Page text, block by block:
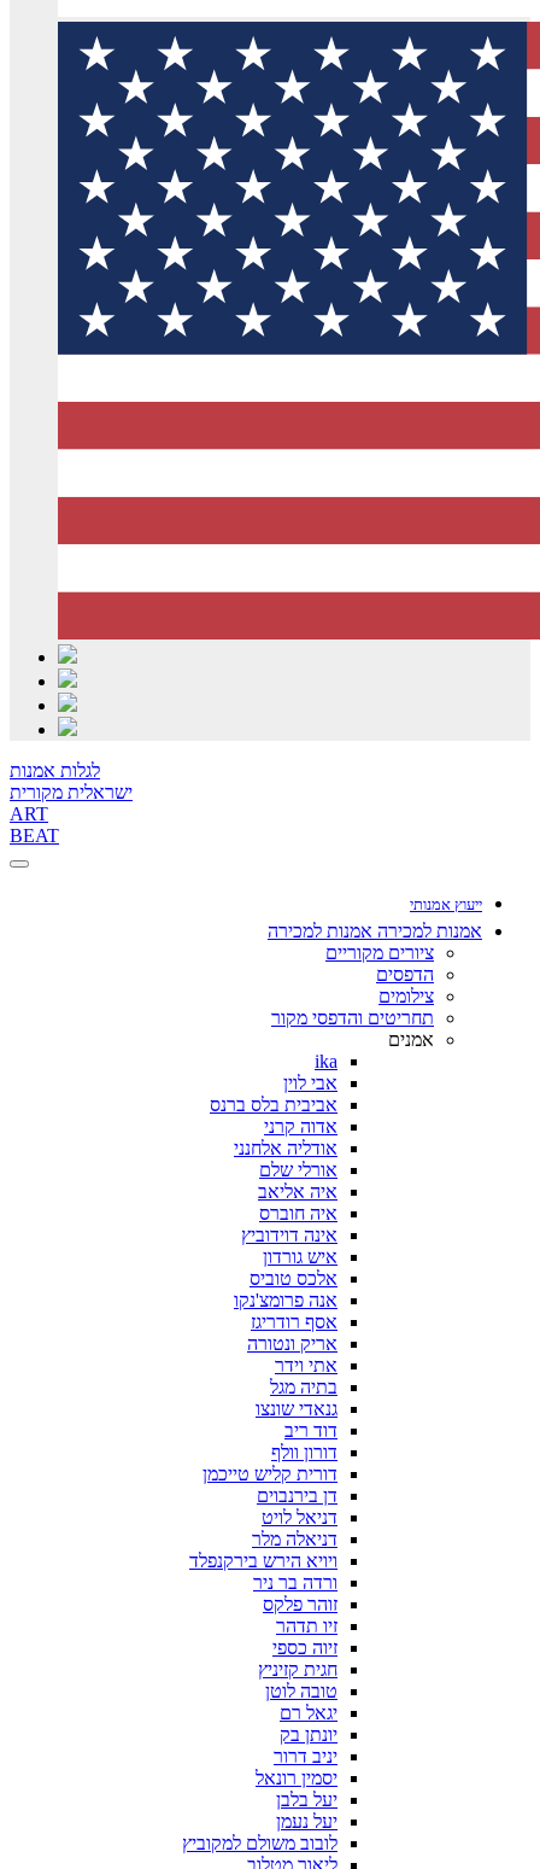
לגלות אמנות
ישראלית מקורית
ART
BEAT
ייעוץ אמנותי
אמנות למכירה אמנות למכירה
ציורים מקוריים
הדפסים
צילומים
תחריטים והדפסי מקור
אמנים
ika
אבי לוין
אביבית בלס ברנס
אדוה קרני
אודליה אלחנני
אורלי שלם
איה אליאב
איה חוברס
אינה דוידוביץ
איש גורדון
אלכס טוביס
אנה פרומצ'נקו
אסף רודריגז
אריק ונטורה
אתי וידר
בתיה מגל
גנאדי שונצו
דוד ריב
דורון וולף
דורית קליש טייכמן
דן בירנבוים
דניאל לויט
דניאלה מלר
ויויא הירש בירקנפלד
ורדה בר ניר
זוהר פלקס
זיו תדהר
זיוה כספי
חגית קזיניץ
טובה לוטן
יגאל רם
יונתן בק
יניב דרור
יסמין רונאל
יעל בלבן
יעל נעמן
לובוב משולם למקוביץ
ליאור מטלוב